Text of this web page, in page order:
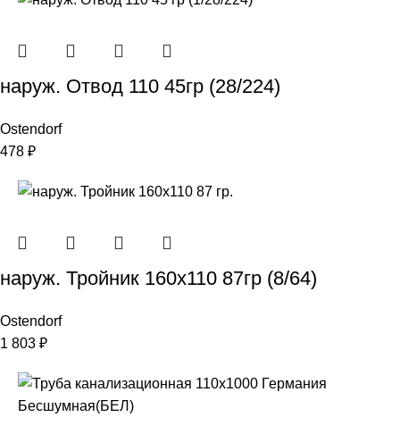
наруж. Отвод 110 45гр (28/224)
Ostendorf
478 ₽
наруж. Тройник 160х110 87гр (8/64)
Ostendorf
1 803 ₽